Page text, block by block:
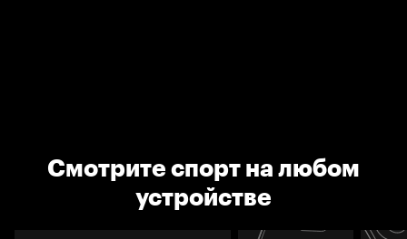
Смотрите спорт на любом
устройстве